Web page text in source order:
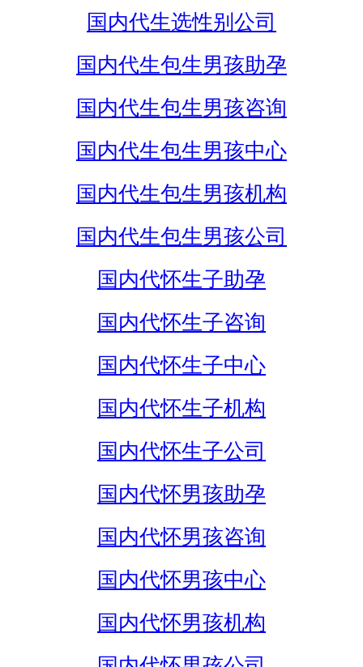
国内代生选性别公司
国内代生包生男孩助孕
国内代生包生男孩咨询
国内代生包生男孩中心
国内代生包生男孩机构
国内代生包生男孩公司
国内代怀生子助孕
国内代怀生子咨询
国内代怀生子中心
国内代怀生子机构
国内代怀生子公司
国内代怀男孩助孕
国内代怀男孩咨询
国内代怀男孩中心
国内代怀男孩机构